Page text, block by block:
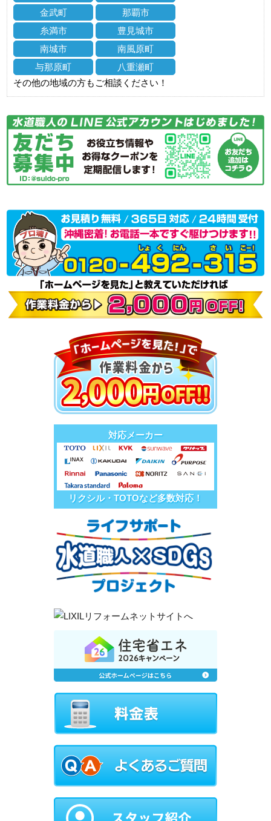
金武町
那覇市
糸満市
豊見城市
南城市
南風原町
与那原町
八重瀬町
その他の地域の方もご相談ください！
対応メーカー
リクシル・TOTOなど多数対応！